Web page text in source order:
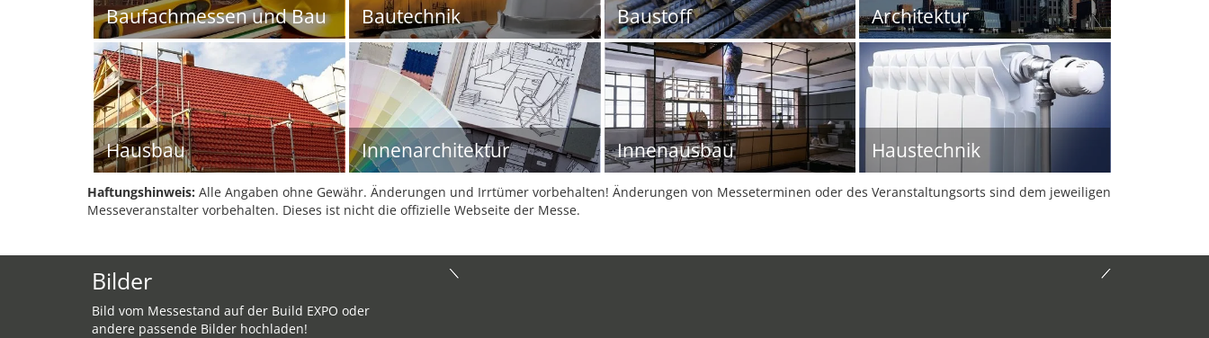
Baufachmessen und Bau Bautechnik Baustoff Architektur
Hausbau Innenarchitektur Innenausbau Haustechnik
Haftungshinweis: Alle Angaben ohne Gewähr. Änderungen und Irrtümer vorbehalten! Änderungen von Messeterminen oder des Veranstaltungsorts sind dem jeweiligen
Messeveranstalter vorbehalten. Dieses ist nicht die offizielle Webseite der Messe.
Bilder
Bild vom Messestand auf der Build EXPO oder
andere passende Bilder hochladen!